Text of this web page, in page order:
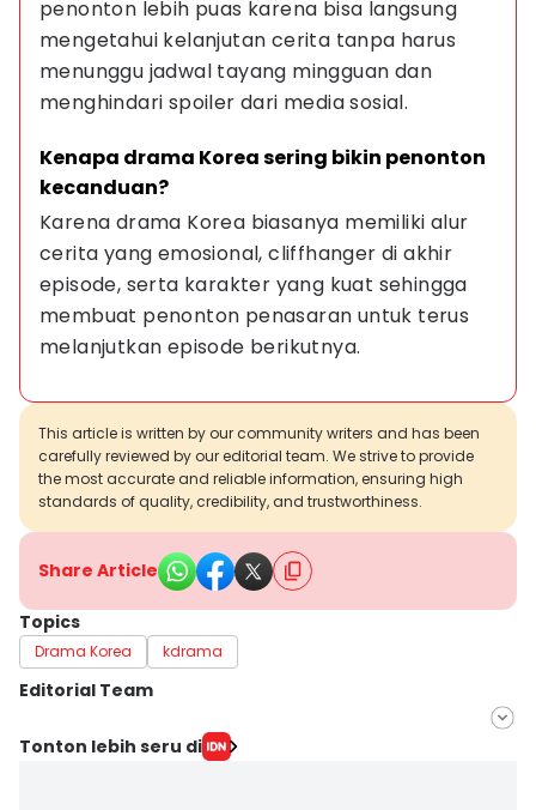
penonton lebih puas karena bisa langsung
mengetahui kelanjutan cerita tanpa harus
menunggu jadwal tayang mingguan dan
menghindari spoiler dari media sosial.
Kenapa drama Korea sering bikin penonton
kecanduan?
Karena drama Korea biasanya memiliki alur
cerita yang emosional, cliffhanger di akhir
episode, serta karakter yang kuat sehingga
membuat penonton penasaran untuk terus
melanjutkan episode berikutnya.
This article is written by our community writers and has been
carefully reviewed by our editorial team. We strive to provide
the most accurate and reliable information, ensuring high
standards of quality, credibility, and trustworthiness.
Share Article
Topics
Drama Korea kdrama
Editorial Team
Editor
Tonton lebih seru di